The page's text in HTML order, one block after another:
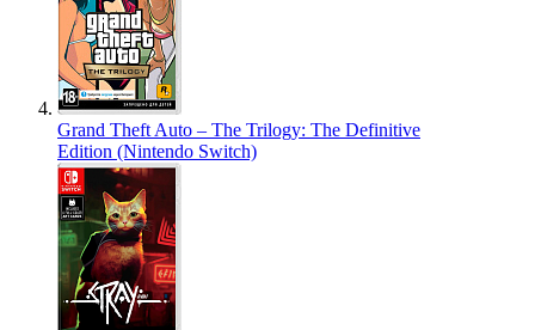
Grand Theft Auto – The Trilogy: The Definitive
Edition (Nintendo Switch)